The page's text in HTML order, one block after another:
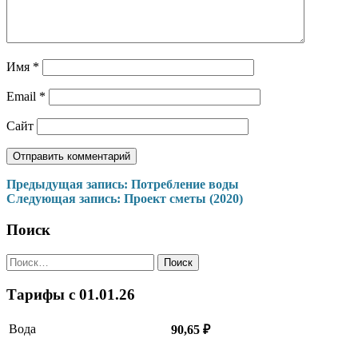
Имя *
Email *
Сайт
Навигация
по
записям
Предыдущая запись: Потребление воды
Следующая запись: Проект сметы (2020)
Поиск
Найти:
Тарифы c 01.01.26
Вода
90,65 ₽